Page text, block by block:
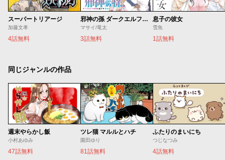
スーパートリアージ
加藤文孝
4話無料
邪神の孫 ダークエルフ姉妹と過ごす異世界引きこもり生活
マサイ/竜太
3話無料
息子の彼女
雪魚
1話無料
同じジャンルの作品
週末やらかし飯
小村あゆみ
47話無料
ツレ猫 マルルとハチ
園田ゆり
81話無料
ふたりのまいにち
つじなつみ
4話無料